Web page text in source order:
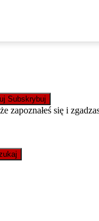
Subskrybuj
się i